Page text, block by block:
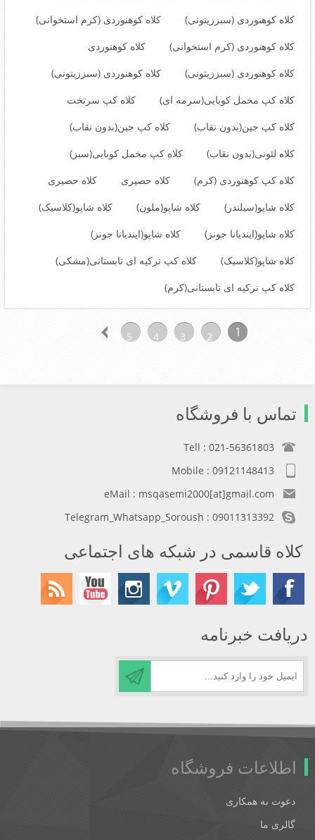
کلاه کوهنوردی (سبززیتونی)
کلاه کوهنوردی (کرم استخوانی)
کلاه کوهنوردی (کرم استخوانی)
کلاه کوهنوردی
کلاه کوهنوردی (سبززیتونی)
کلاه کوهنوردی (سبززیتونی)
کلاه کپ مخمل کوبایی(سرمه ای)
کلاه کپ سرتخت
کلاه کپ جین(بدون نقاب)
کلاه کپ جین(بدون نقاب)
کلاه لئونی(بدون نقاب)
کلاه کپ مخمل کوبایی(سبز)
کلاه کپ کوهنوردی (کرم)
کلاه حصیری
کلاه حصیری
کلاه شاپو(سیلندر)
کلاه شاپو(ملون)
کلاه شاپو(کلاسیک)
کلاه شاپو(ایندیانا جونز)
کلاه شاپو(ایندیانا جونز)
کلاه شاپو(کلاسیک)
کلاه کپ ترکیه ای تابستانی(مشکی)
کلاه کپ ترکیه ای تابستانی(کرم)
1
2
3
4
5
تماس با فروشگاه
Tell : 021-56361803
Mobile : 09121148413
eMail : msqasemi2000[at]gmail.com
Telegram_Whatsapp_Soroush : 09011313392
کلاه قاسمی در شبکه های اجتماعی
دریافت خبرنامه
اطلاعات فروشگاه
دعوت به همکاری
گالری ما